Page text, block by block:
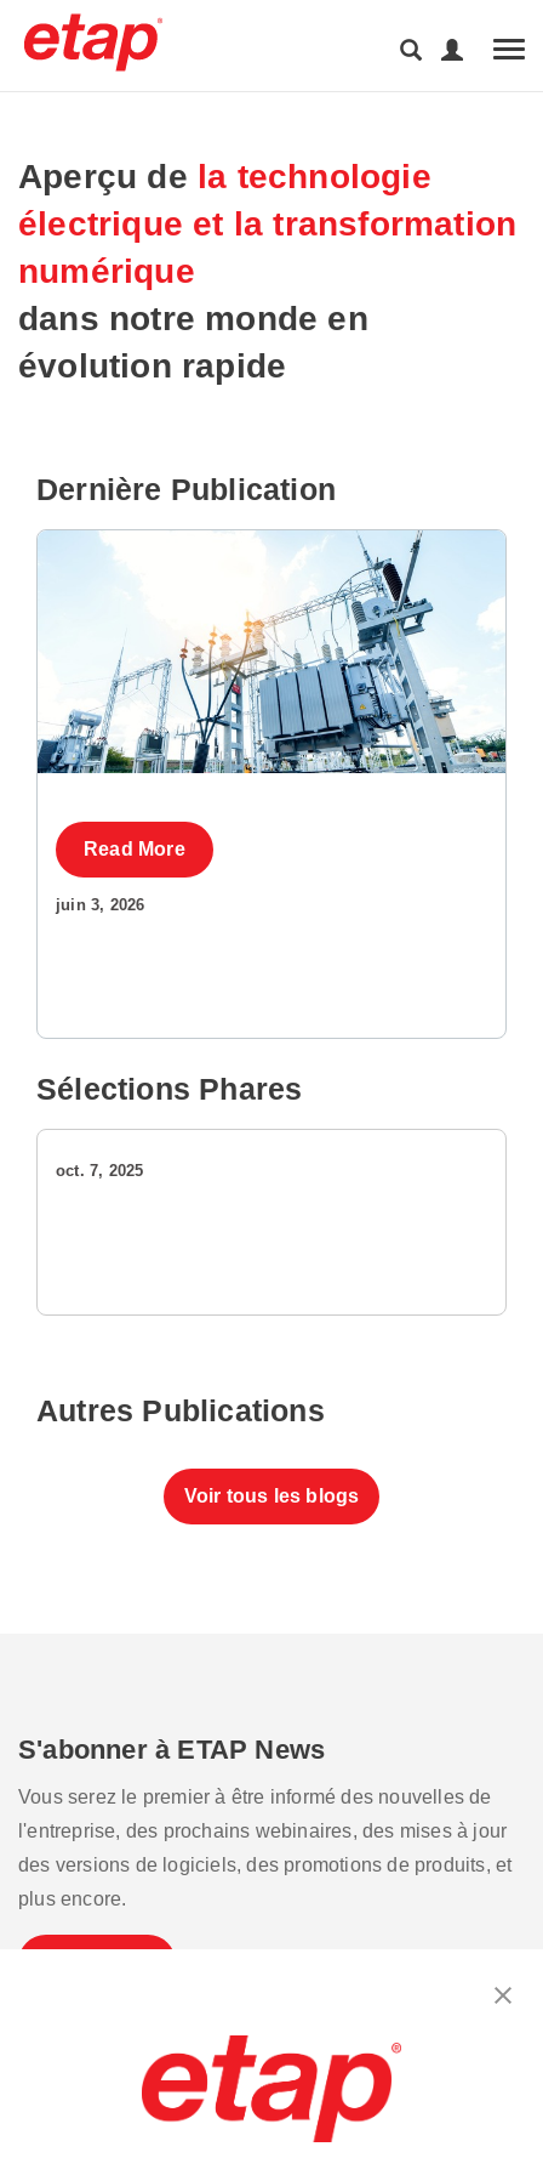
Aperçu de la technologie
électrique et la transformation
numérique
dans notre monde en
évolution rapide
Dernière Publication
Read More
juin 3, 2026
Sélections Phares
oct. 7, 2025
Autres Publications
Voir tous les blogs
S'abonner à ETAP News
Vous serez le premier à être informé des nouvelles de
l'entreprise, des prochains webinaires, des mises à jour
des versions de logiciels, des promotions de produits, et
plus encore.
Contactez-nous. | Conditions d'utilisation
Politique de confidentialité | Plan du site